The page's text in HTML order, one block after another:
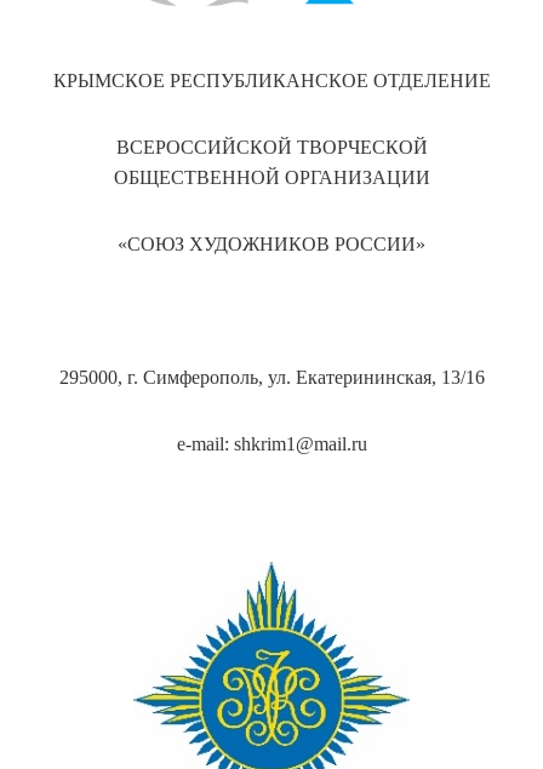
КРЫМСКОЕ РЕСПУБЛИКАНСКОЕ ОТДЕЛЕНИЕ
ВСЕРОССИЙСКОЙ ТВОРЧЕСКОЙ
ОБЩЕСТВЕННОЙ ОРГАНИЗАЦИИ
«СОЮЗ ХУДОЖНИКОВ РОССИИ»
295000, г. Симферополь, ул. Екатерининская, 13/16
e-mail: shkrim1@mail.ru